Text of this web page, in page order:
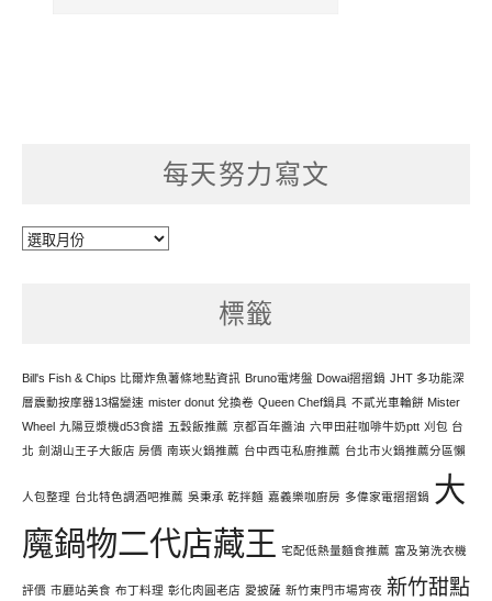
每天努力寫文
每
標籤
Bill's Fish & Chips 比爾炸魚薯條地點資訊 Bruno電烤盤 Dowai摺摺鍋 JHT 多功能深
層震動按摩器13檔變速 mister donut 兌換卷 Queen Chef鍋具 不貳光車輪餅 Mister
Wheel 九陽豆漿機d53食譜 五穀飯推薦 京都百年醬油 六甲田莊咖啡牛奶ptt 刈包 台
北 劍湖山王子大飯店 房價 南崁火鍋推薦 台中西屯私廚推薦 台北市火鍋推薦分區懶
人包整理 台北特色調酒吧推薦 吳秉承 乾拌麵 嘉義樂咖廚房 多偉家電摺摺鍋 大
魔鍋物二代店藏王 宅配低熱量麵食推薦 富及第洗衣機
評價 市廳站美食 布丁料理 彰化肉圓老店 愛披薩 新竹東門市場宵夜 新竹甜點